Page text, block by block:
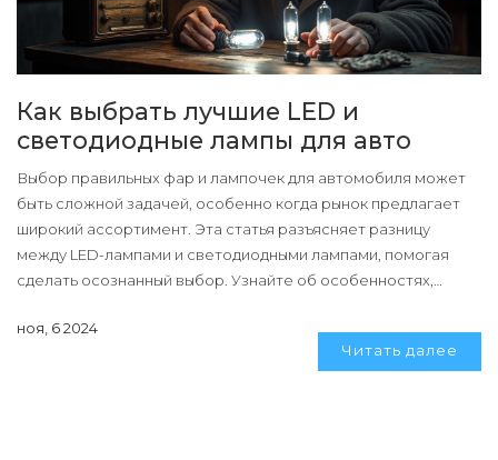
Как выбрать лучшие LED и
светодиодные лампы для авто
Выбор правильных фар и лампочек для автомобиля может
быть сложной задачей, особенно когда рынок предлагает
широкий ассортимент. Эта статья разъясняет разницу
между LED-лампами и светодиодными лампами, помогая
сделать осознанный выбор. Узнайте об особенностях,
оптимального освещения вашего автомобиля.
Немаловажные советы помогут не ошибиться и обеспечить
ноя, 6 2024
Читать далее